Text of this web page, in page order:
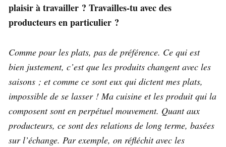
plaisir à travailler ? Travailles-tu avec des
producteurs en particulier ?
Comme pour les plats, pas de préférence. Ce qui est
bien justement, c’est que les produits changent avec les
saisons ; et comme ce sont eux qui dictent mes plats,
impossible de se lasser ! Ma cuisine et les produit qui la
composent sont en perpétuel mouvement. Quant aux
producteurs, ce sont des relations de long terme, basées
sur l’échange. Par exemple, on réfléchit avec les